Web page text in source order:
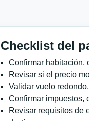
Checklist del
Confirmar habitación,
Revisar si el precio
Validar vuelo
Confirmar impuestos,
Revisar requisitos de